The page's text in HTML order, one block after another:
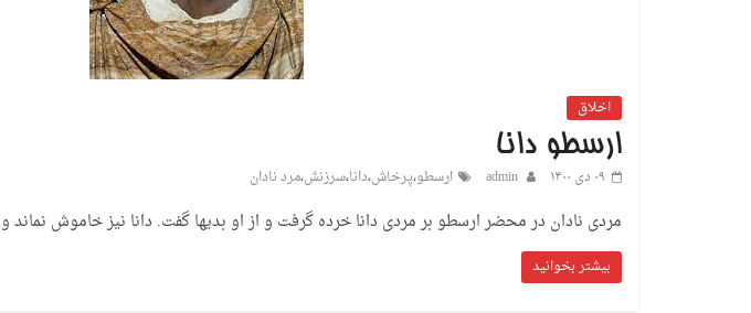
اخلاق
ارسطو دانا
۰۹ دی ۱۴۰۰ admin ارسطو،پرخاش،دانا،سرزنش،مرد نادان
مردی نادان در محضر ارسطو بر مردی دانا خرده گرفت و از او بدیها گفت. دانا نیز خاموش نماند و
بیشتر بخوانید